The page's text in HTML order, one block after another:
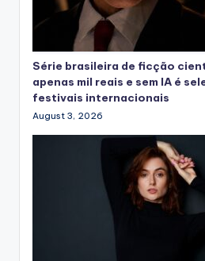
Série brasileira de ficção
apenas mil reais e sem IA é
festivais internacionais
August 3, 2026